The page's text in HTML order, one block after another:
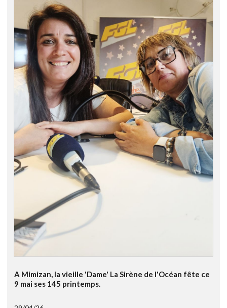
A Mimizan, la vieille 'Dame' La Sirène de l'Océan fête ce
9 mai ses 145 printemps.